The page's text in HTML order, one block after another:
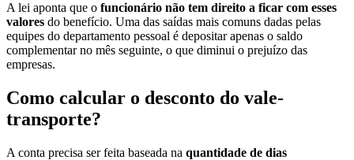
A lei aponta que o funcionário não tem direito a ficar com esses
valores do benefício. Uma das saídas mais comuns dadas pelas
equipes do departamento pessoal é depositar apenas o saldo
complementar no mês seguinte, o que diminui o prejuízo das
empresas.
Como calcular o desconto do vale-
transporte?
A conta precisa ser feita baseada na quantidade de dias